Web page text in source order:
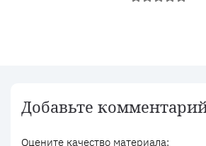
Добавьте
Оцените качество материала: